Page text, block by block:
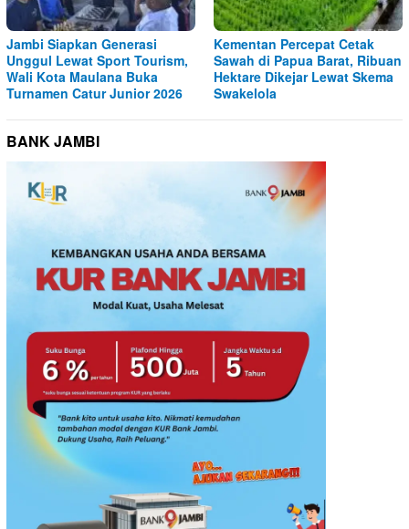
Jambi Siapkan Generasi
Unggul Lewat Sport Tourism,
Wali Kota Maulana Buka
Turnamen Catur Junior 2026
Kementan Percepat Cetak
Sawah di Papua Barat, Ribuan
Hektare Dikejar Lewat Skema
Swakelola
BANK JAMBI